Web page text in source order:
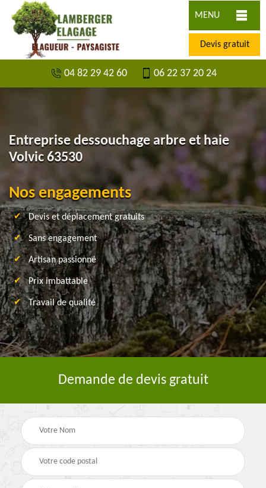
MENU
Devis gratuit
04 82 29 42 60 06 22 37 20 24
Entreprise dessouchage arbre et haie
Volvic 63530
Nos engagements
Devis et déplacement gratuits
Sans engagement
Artisan passionné
Prix imbattable
Travail de qualité
Demande de devis gratuit